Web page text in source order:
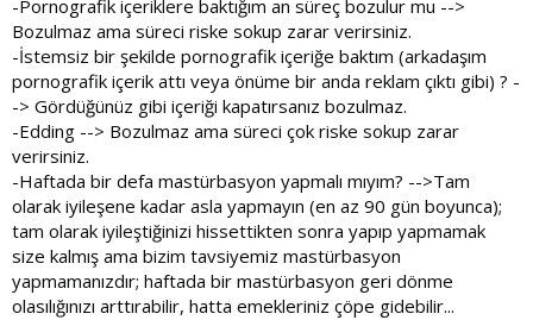
-Pornografik içeriklere baktığım an süreç bozulur mu -->
Bozulmaz ama süreci riske sokup zarar verirsiniz.
-İstemsiz bir şekilde pornografik içeriğe baktım (arkadaşım
pornografik içerik attı veya önüme bir anda reklam çıktı gibi) ? -
-> Gördüğünüz gibi içeriği kapatırsanız bozulmaz.
-Edding --> Bozulmaz ama süreci çok riske sokup zarar
verirsiniz.
-Haftada bir defa mastürbasyon yapmalı mıyım? -->Tam
olarak iyileşene kadar asla yapmayın (en az 90 gün boyunca);
tam olarak iyileştiğinizi hissettikten sonra yapıp yapmamak
size kalmış ama bizim tavsiyemiz mastürbasyon
yapmamanızdır; haftada bir mastürbasyon geri dönme
olasılığınızı arttırabilir, hatta emekleriniz çöpe gidebilir...